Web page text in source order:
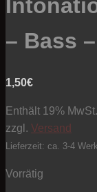
– Bass
1,50€
Enthält 19% MwSt.
zzgl. Versand
Lieferzeit: ca. 3-4
Vorrätig